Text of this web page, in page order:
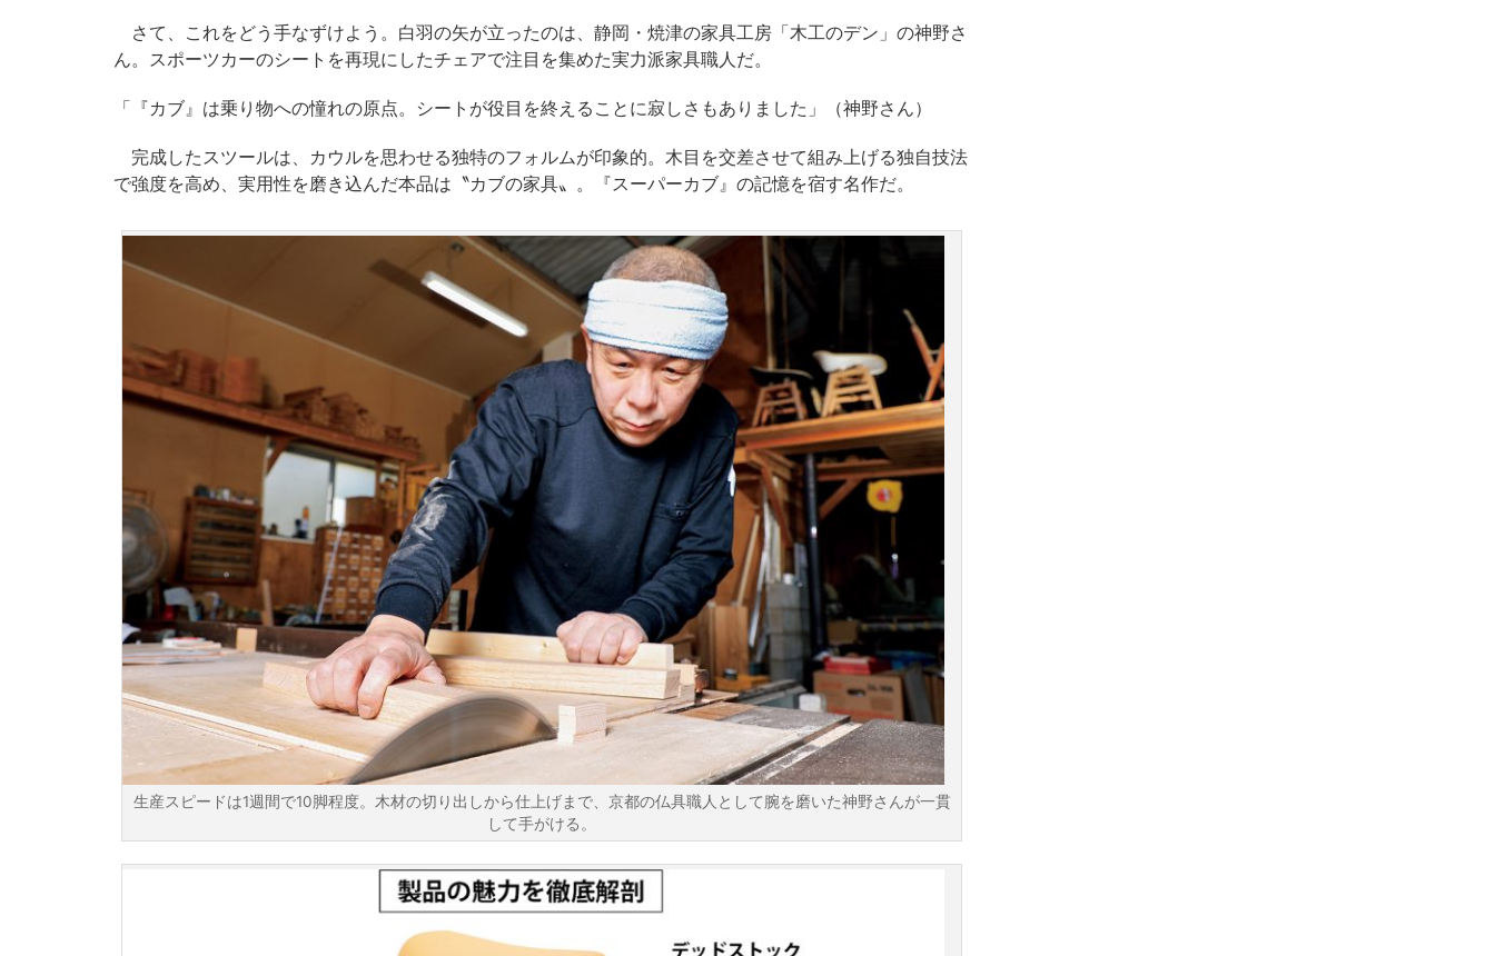
さて、これをどう手なずけよう。白羽の矢が立ったのは、静岡・焼津の家具工房「木工のデン」の神野さ
ん。スポーツカーのシートを再現にしたチェアで注目を集めた実力派家具職人だ。
「『カブ』は乗り物への憧れの原点。シートが役目を終えることに寂しさもありました」（神野さん）
完成したスツールは、カウルを思わせる独特のフォルムが印象的。木目を交差させて組み上げる独自技法
で強度を高め、実用性を磨き込んだ本品は〝カブの家具〟。『スーパーカブ』の記憶を宿す名作だ。
生産スピードは1週間で10脚程度。木材の切り出しから仕上げまで、京都の仏具職人として腕を磨いた神野さんが一貫
して手がける。